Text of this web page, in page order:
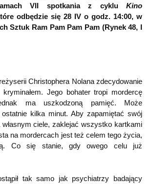
VII spotkania z cyklu Kino
odbędzie się 28 IV o godz. 14:00, w
Sztuk Ram Pam Pam Pam (Rynek 48, I
Christophera Nolana zdecydowanie
Jego bohater tropi mordercę
ma uszkodzoną pamięć. Może
kilka minut. Aby zapamiętać swój
ciele, zaklejać wszystko kartkami
na mordercach jest też celem tego życia,
Co się stanie, gdy owego celu już
tak samo jak psychiatrzy badający